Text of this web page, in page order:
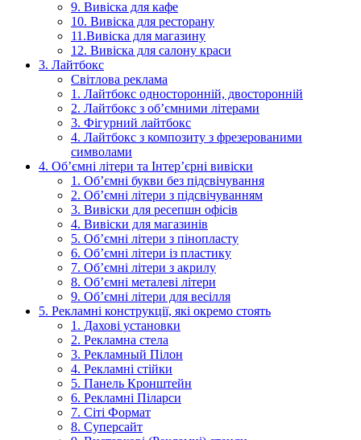
9. Вивіска для кафе
10. Вивіска для ресторану
11.Вивіска для магазину
12. Вивіска для салону краси
3. Лайтбокс
Світлова реклама
1. Лайтбокс односторонній, двосторонній
2. Лайтбокс з об’ємними літерами
3. Фігурний лайтбокс
4. Лайтбокс з композиту з фрезерованими
символами
4. Об’ємні літери та Інтер’єрні вивіски
1. Об’ємні букви без підсвічування
2. Об’ємні літери з підсвічуванням
3. Вивіски для ресепшн офісів
4. Вивіски для магазинів
5. Об’ємні літери з пінопласту
6. Об’ємні літери із пластику
7. Об’ємні літери з акрилу
8. Об’ємні металеві літери
9. Об’ємні літери для весілля
5. Рекламні конструкції, які окремо стоять
1. Дахові установки
2. Рекламна стела
3. Рекламный Пілон
4. Рекламні стійки
5. Панель Кронштейн
6. Рекламні Піларси
7. Сіті Формат
8. Суперсайт